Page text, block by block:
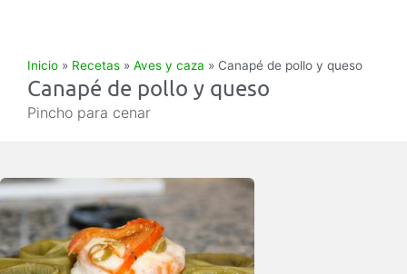
Inicio » Recetas » Aves y caza » Canapé de pollo y queso
Canapé de pollo y queso
Pincho para cenar